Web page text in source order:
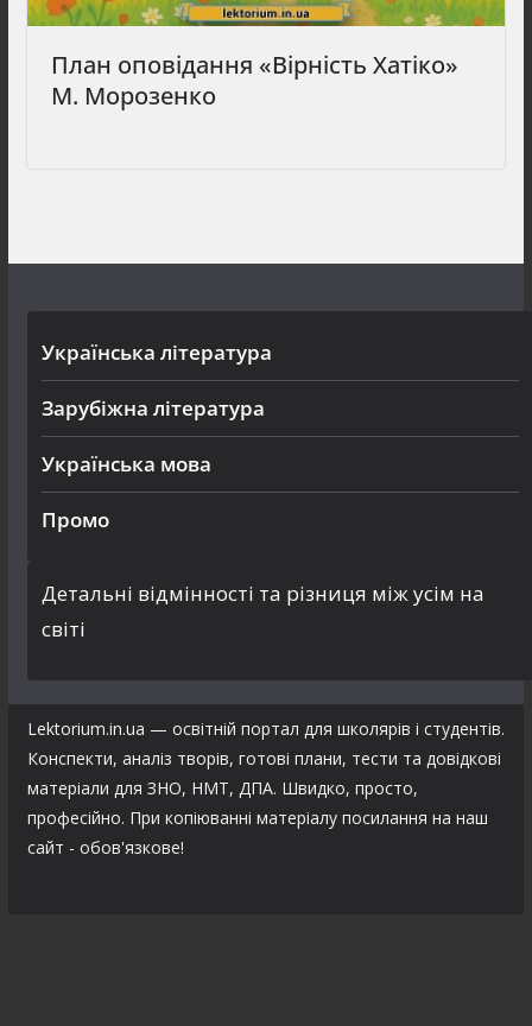
План оповідання «Вірність Хатіко»
М. Морозенко
Українська література
Зарубіжна література
Українська мова
Промо
Детальні відмінності та різниця між усім на
світі
Lektorium.in.ua — освітній портал для школярів і студентів.
Конспекти, аналіз творів, готові плани, тести та довідкові
матеріали для ЗНО, НМТ, ДПА. Швидко, просто,
професійно. При копіюванні матеріалу посилання на наш
сайт - обов'язкове!